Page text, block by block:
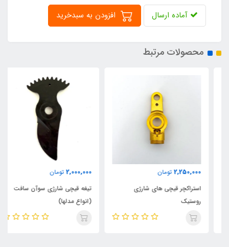
آماده ارسال
محصولات مرتبط
2,250,000 تومان
استراکچر قیچی های شارژی
روستیک
2,000,000 تومان
تیغه قیچی شارژی سوآن سافت
(انواع مدلها)